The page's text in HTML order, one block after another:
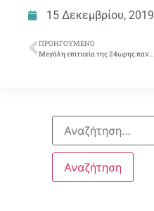
15 Δεκεμβρίου, 2019
ΠΡΟΗΓΟΎΜΕΝΟ
Μεγάλη επιτυχία της 24ωρης παντραπεζικής απεργίας H Τράπεζα Πειραιώς επιμένει στις απολύσεις Ο αγώνας μας συνεχίζεται